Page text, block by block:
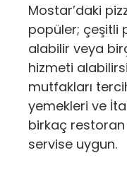
Mostar’daki
popüler; çeşitli
alabilir veya
hizmeti
mutfakları
yemekleri ve
birkaç
servise uygun.